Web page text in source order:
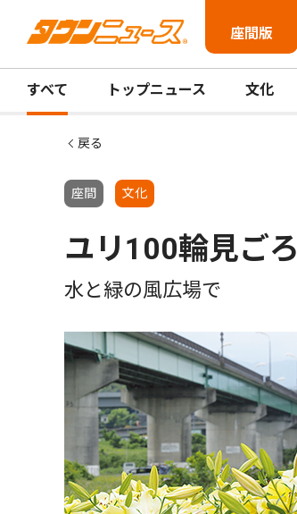
座間版
すべて トップニュース 文化
戻る
座間 文化
ユリ100輪見ごろ
水と緑の風広場で